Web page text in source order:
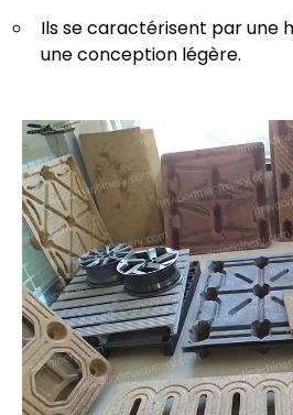
Ils se caractérisent par une
une conception légère.